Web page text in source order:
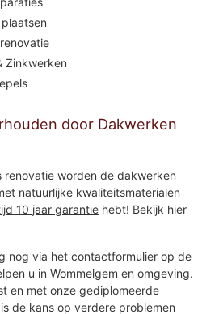
Zinkwerken
door Dakwerken
renovatie worden de dakwerken
natuurlijke kwaliteitsmaterialen
10 jaar garantie hebt! Bekijk hier
nog via het contactformulier op de
u in Wommelgem en omgeving.
en met onze gediplomeerde
de kans op verdere problemen